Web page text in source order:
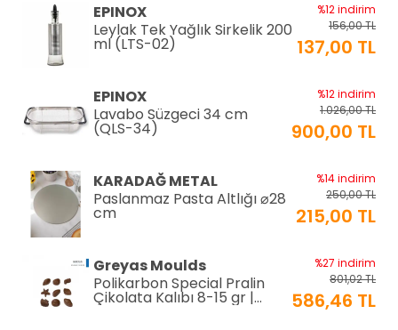
EPINOX
Leylak Tek Yağlık Sirkelik 200
ml (LTS-02)
%12 indirim
156,00 TL
137,00 TL
EPINOX
Lavabo Süzgeci 34 cm
(QLS-34)
%12 indirim
1.026,00 TL
900,00 TL
KARADAĞ METAL
Paslanmaz Pasta Altlığı ⌀28
cm
%14 indirim
250,00 TL
215,00 TL
Greyas Moulds
Polikarbon Special Pralin
Çikolata Kalıbı 8-15 gr |
Cm-3416
%27 indirim
801,02 TL
586,46 TL